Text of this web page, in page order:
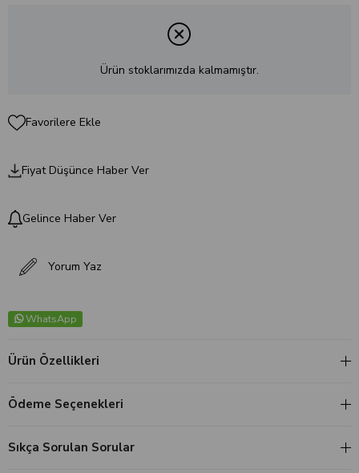
Ürün stoklarımızda kalmamıştır.
Favorilere Ekle
Fiyat Düşünce Haber Ver
Gelince Haber Ver
Yorum Yaz
WhatsApp
Ürün Özellikleri
Ödeme Seçenekleri
Sıkça Sorulan Sorular